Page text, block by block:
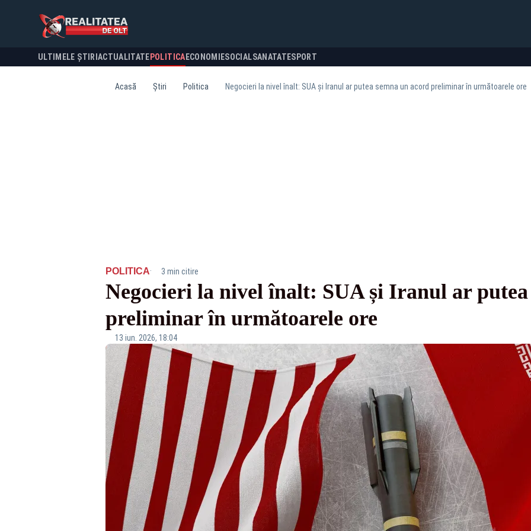
ULTIMELE ȘTIRI ACTUALITATE POLITICA ECONOMIESOCIALSANATATESPORT
Acasă Știri Politica Negocieri la nivel înalt: SUA și Iranul ar putea semna un acord preliminar în următoarele ore
POLITICA· 3 min citire
Negocieri la nivel înalt: SUA și Iranul ar putea
preliminar în următoarele ore
13 iun. 2026, 18:04